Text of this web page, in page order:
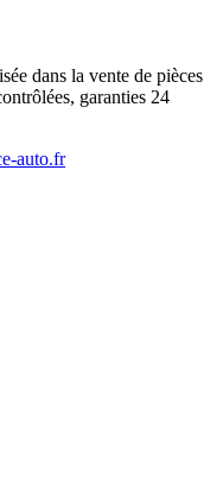
dans la vente de pièces
garanties 24
auto.fr